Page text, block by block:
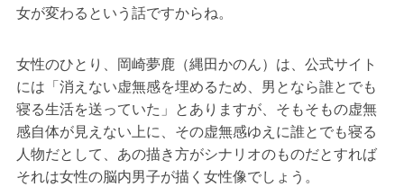
女が変わるという話ですからね。
女性のひとり、岡崎夢鹿（縄田かのん）は、公式サイト
には「消えない虚無感を埋めるため、男となら誰とでも
寝る生活を送っていた」とありますが、そもそもの虚無
感自体が見えない上に、その虚無感ゆえに誰とでも寝る
人物だとして、あの描き方がシナリオのものだとすれば
それは女性の脳内男子が描く女性像でしょう。